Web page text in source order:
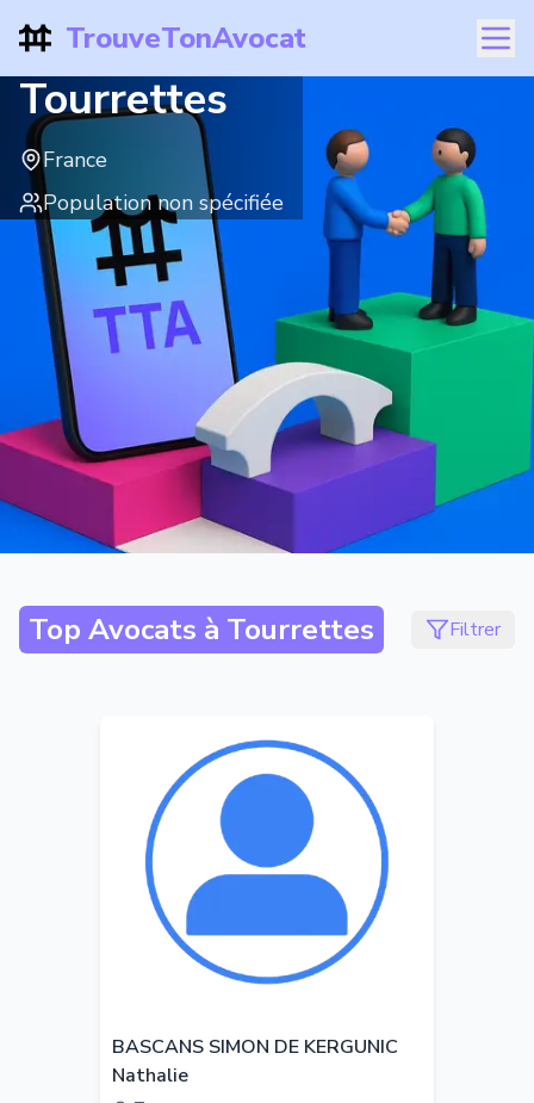
TrouveTonAvocat
Tourrettes
France
Population non spécifiée
Top Avocats à Tourrettes Filtrer
BASCANS SIMON DE KERGUNIC
Nathalie